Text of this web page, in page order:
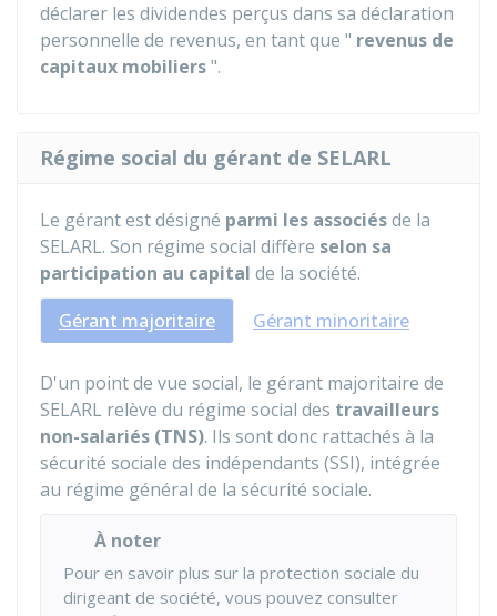
déclarer les dividendes perçus dans sa déclaration
personnelle de revenus, en tant que " revenus de
capitaux mobiliers".
Régime social du gérant de SELARL
Le gérant est désigné parmi les associésde la
SELARL. Son régime social diffère selon sa
participation au capital de la société.
Gérant majoritaire
Gérant minoritaire
D'un point de vue social, le gérant majoritaire de
SELARL relève du régime social des travailleurs
non-salariés (TNS). Ils sont donc rattachés à la
sécurité sociale des indépendants (SSI), intégrée
au régime général de la sécurité sociale.
À noter
Pour en savoir plus sur la protection sociale du
dirigeant de société, vous pouvez consulter